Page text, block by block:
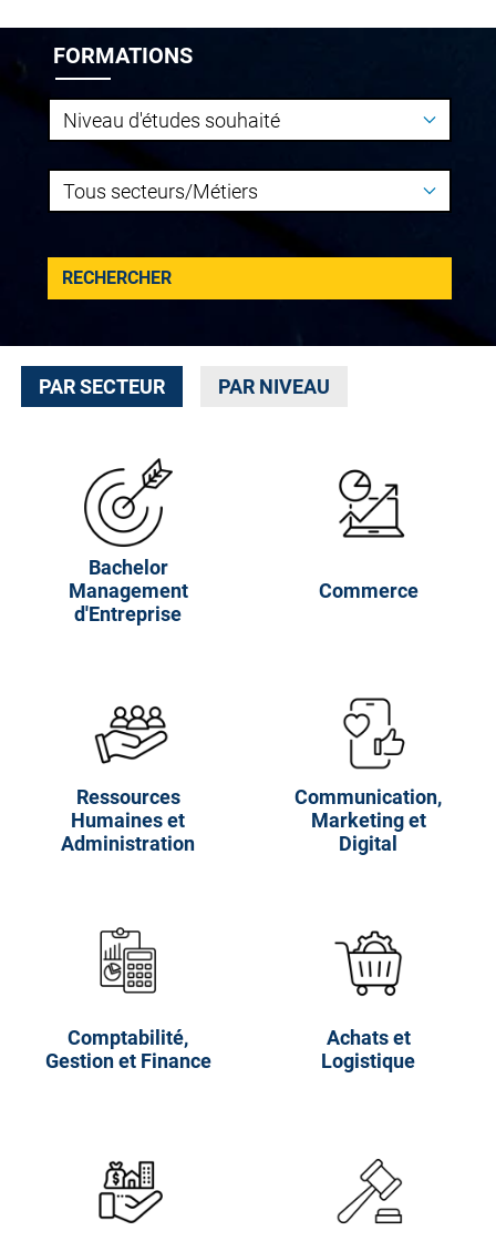
FORMATIONS
PAR SECTEUR PAR NIVEAU
Bachelor
Management
d'Entreprise
Commerce
Ressources
Humaines et
Administration
Communication,
Marketing et
Digital
Comptabilité,
Gestion et Finance
Achats et
Logistique